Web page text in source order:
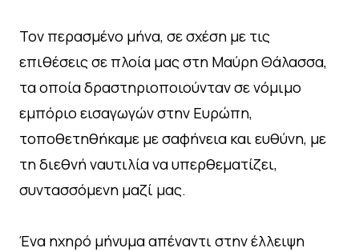
Τον περασμένο μήνα, σε σχέση με τις
επιθέσεις σε πλοία μας στη Μαύρη Θάλασσα,
τα οποία δραστηριοποιούνταν σε νόμιμο
εμπόριο εισαγωγών στην Ευρώπη,
τοποθετηθήκαμε με σαφήνεια και ευθύνη, με
τη διεθνή ναυτιλία να υπερθεματίζει,
συντασσόμενη μαζί μας.
Ένα ηχηρό μήνυμα απέναντι στην έλλειψη